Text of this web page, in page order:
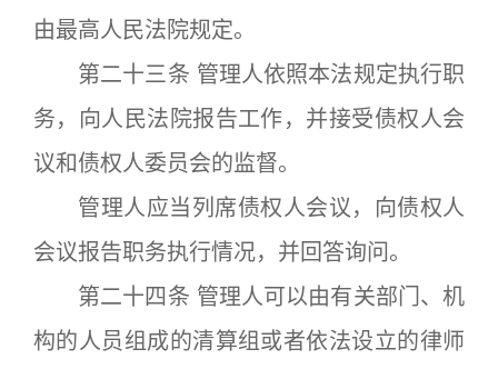
由最高人民法院规定。
第二十三条 管理人依照本法规定执行职
务，向人民法院报告工作，并接受债权人会
议和债权人委员会的监督。
管理人应当列席债权人会议，向债权人
会议报告职务执行情况，并回答询问。
第二十四条 管理人可以由有关部门、机
构的人员组成的清算组或者依法设立的律师